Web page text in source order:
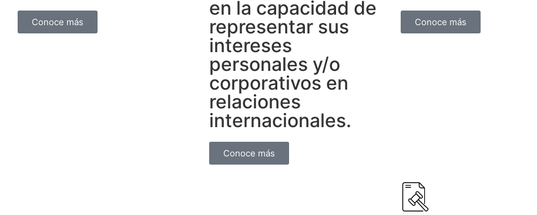
Conoce más
en la capacidad de
representar sus
intereses
personales y/o
corporativos en
relaciones
internacionales.
Conoce más
Conoce más